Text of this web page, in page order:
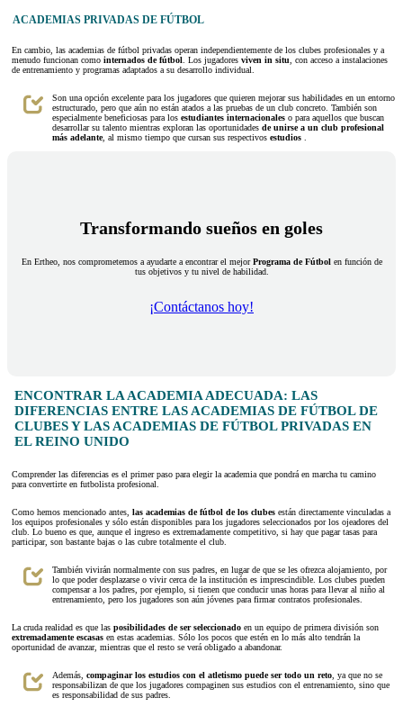
ACADEMIAS PRIVADAS DE FÚTBOL
En cambio, las academias de fútbol privadas operan independientemente de los clubes profesionales y a
menudo funcionan como internados de fútbol. Los jugadores viven in situ, con acceso a instalaciones
de entrenamiento y programas adaptados a su desarrollo individual.
Son una opción excelente para los jugadores que quieren mejorar sus habilidades en un entorno
estructurado, pero que aún no están atados a las pruebas de un club concreto. También son
especialmente beneficiosas para los estudiantes internacionales o para aquellos que buscan
desarrollar su talento mientras exploran las oportunidades de unirse a un club profesional
más adelante, al mismo tiempo que cursan sus respectivos estudios .
Transformando sueños en goles
En Ertheo, nos comprometemos a ayudarte a encontrar el mejorPrograma de Fútbolen función de
tus objetivos y tu nivel de habilidad.
¡Contáctanos hoy!
ENCONTRAR LA ACADEMIA ADECUADA: LAS
DIFERENCIAS ENTRE LAS ACADEMIAS DE FÚTBOL DE
CLUBES Y LAS ACADEMIAS DE FÚTBOL PRIVADAS EN
EL REINO UNIDO
Comprender las diferencias es el primer paso para elegir la academia que pondrá en marcha tu camino
para convertirte en futbolista profesional.
Como hemos mencionado antes, las academias de fútbol de los clubes están directamente vinculadas a
los equipos profesionales y sólo están disponibles para los jugadores seleccionados por los ojeadores del
club. Lo bueno es que, aunque el ingreso es extremadamente competitivo, si hay que pagar tasas para
participar, son bastante bajas o las cubre totalmente el club.
También vivirán normalmente con sus padres, en lugar de que se les ofrezca alojamiento, por
lo que poder desplazarse o vivir cerca de la institución es imprescindible. Los clubes pueden
compensar a los padres, por ejemplo, si tienen que conducir unas horas para llevar al niño al
entrenamiento, pero los jugadores son aún jóvenes para firmar contratos profesionales.
La cruda realidad es que las posibilidades de ser seleccionado en un equipo de primera división son
extremadamente escasas en estas academias. Sólo los pocos que estén en lo más alto tendrán la
oportunidad de avanzar, mientras que el resto se verá obligado a abandonar.
Además, compaginar los estudios con el atletismo puede ser todo un reto, ya que no se
responsabilizan de que los jugadores compaginen sus estudios con el entrenamiento, sino que
es responsabilidad de sus padres.